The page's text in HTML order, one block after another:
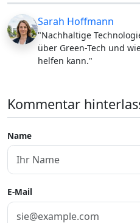
Sarah Hoffmann
"Nachhaltige
über Green-Tech und
helfen kann."
Kommentar
Name
E-Mail